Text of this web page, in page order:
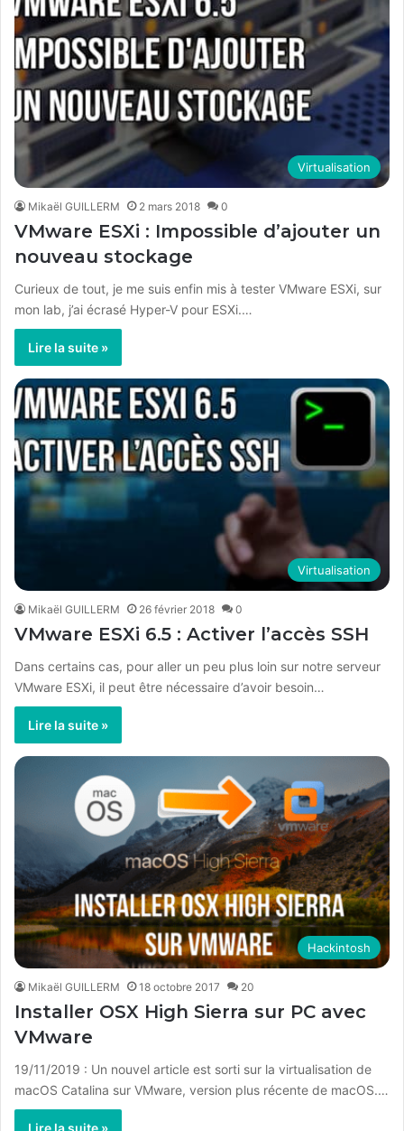
Virtualisation
Mikaël GUILLERM 2 mars 2018 0
VMware ESXi : Impossible d’ajouter un
nouveau stockage
Curieux de tout, je me suis enfin mis à tester VMware ESXi, sur
mon lab, j’ai écrasé Hyper-V pour ESXi.…
Lire la suite »
Virtualisation
Mikaël GUILLERM 26 février 2018 0
VMware ESXi 6.5 : Activer l’accès SSH
Dans certains cas, pour aller un peu plus loin sur notre serveur
VMware ESXi, il peut être nécessaire d’avoir besoin…
Lire la suite »
Hackintosh
Mikaël GUILLERM 18 octobre 2017 20
Installer OSX High Sierra sur PC avec
VMware
19/11/2019 : Un nouvel article est sorti sur la virtualisation de
macOS Catalina sur VMware, version plus récente de macOS.…
Lire la suite »